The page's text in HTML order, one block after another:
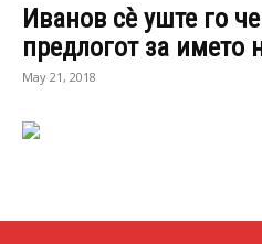
Иванов сè уште го
предлогот за името
May 21, 2018